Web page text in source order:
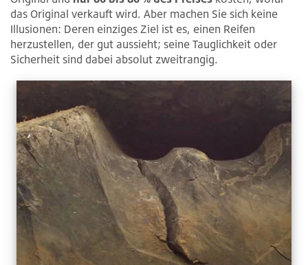
das Original verkauft wird. Aber machen Sie sich keine
Illusionen: Deren einziges Ziel ist es, einen Reifen
herzustellen, der gut aussieht; seine Tauglichkeit oder
Sicherheit sind dabei absolut zweitrangig.